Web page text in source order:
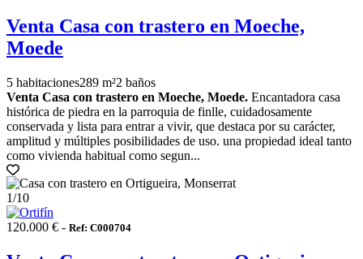
Venta Casa con trastero en Moeche,
Moede
5 habitaciones289 m²2 baños
Venta Casa con trastero en Moeche, Moede. Encantadora casa
histórica de piedra en la parroquia de finlle, cuidadosamente
conservada y lista para entrar a vivir, que destaca por su carácter,
amplitud y múltiples posibilidades de uso. una propiedad ideal tanto
como vivienda habitual como segun...
1/10
120.000 € - Ref: C000704